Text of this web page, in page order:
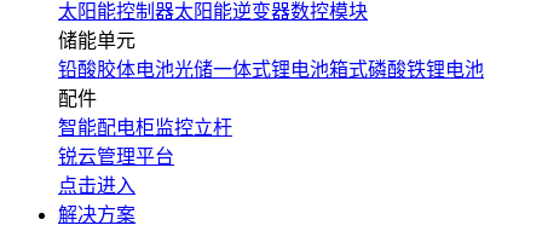
太阳能控制器太阳能逆变器数控模块
储能单元
铅酸胶体电池光储一体式锂电池箱式磷酸铁锂电池
配件
智能配电柜监控立杆
锐云管理平台
点击进入
解决方案